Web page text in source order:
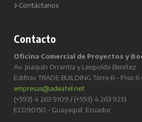
Contáctanos
Contacto
Oficina Comercial de Proyectos y
Av. Joaquín Orrantia y Leopoldo Benítez
Edificio TRADE BUILDING Torre B – Piso
empresas@adeatel.net
(+593) 4 263 9109 / (+593) 4 263 9213
EC090150 - Guayaquil, Ecuador